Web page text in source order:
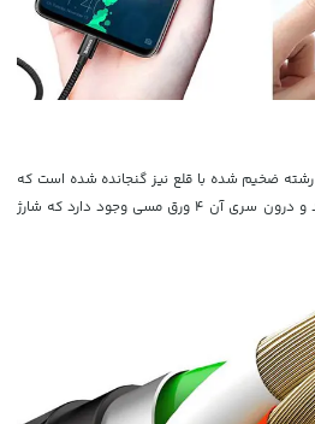
درون کابل فست شارژ بیسوس 162 رشته ضخیم شده با قلع نیز گنجانده شده است که
به انتقال شارژ پایدار کمک می کنند و درون سری آن 4 ورق مسی وجود دارد که شارژ